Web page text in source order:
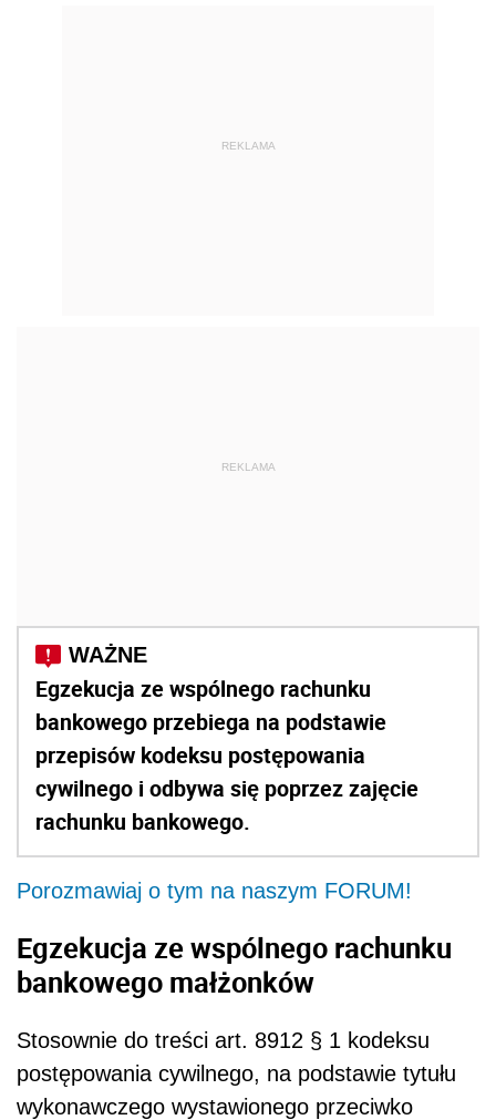
REKLAMA
REKLAMA
Egzekucja ze wspólnego rachunku
bankowego przebiega na podstawie
przepisów kodeksu postępowania
cywilnego i odbywa się poprzez zajęcie
rachunku bankowego.
Porozmawiaj o tym na naszym FORUM!
Egzekucja ze wspólnego rachunku
bankowego małżonków
Stosownie do treści art. 8912 § 1 kodeksu
postępowania cywilnego, na podstawie tytułu
wykonawczego wystawionego przeciwko